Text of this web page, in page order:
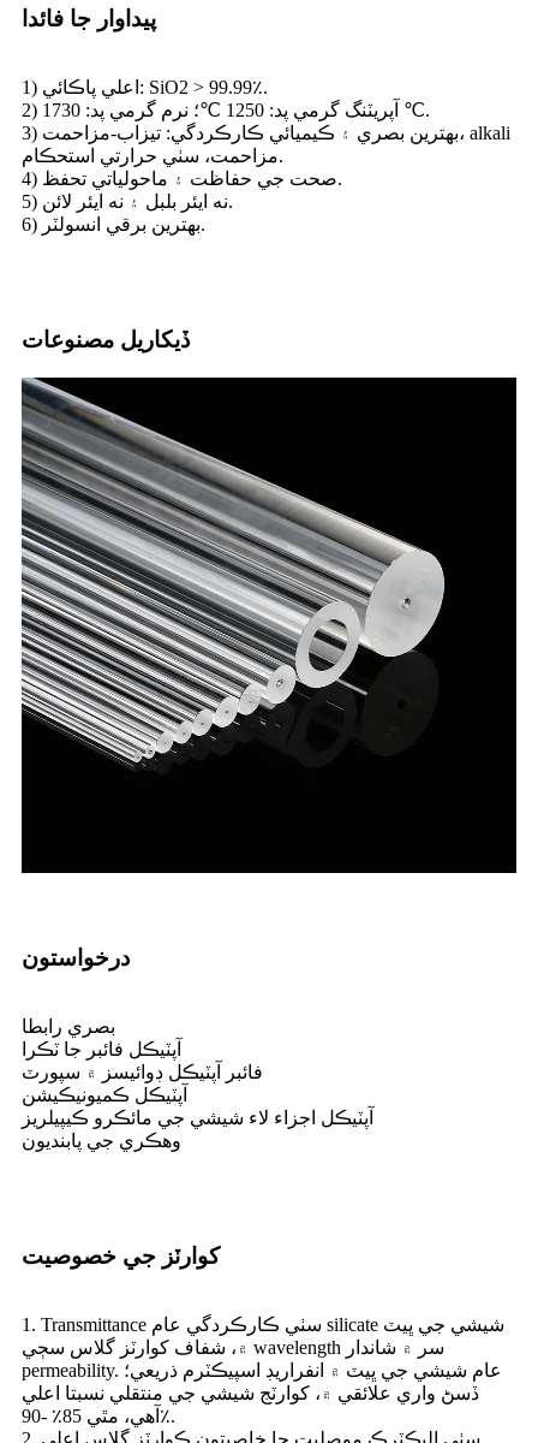
پيداوار جا فائدا
1) اعلي پاڪائي: SiO2 > 99.99٪.
2) آپريٽنگ گرمي پد: 1250 ℃؛ نرم گرمي پد: 1730 ℃.
3) بهترين بصري ۽ ڪيميائي ڪارڪردگي: تيزاب-مزاحمت، alkali
مزاحمت، سٺي حرارتي استحڪام.
4) صحت جي حفاظت ۽ ماحولياتي تحفظ.
5) نه ايئر بلبل ۽ نه ايئر لائن.
6) بهترين برقي انسولٽر.
ڏيکاريل مصنوعات
درخواستون
بصري رابطا
آپٽيڪل فائبر جا ٽڪرا
فائبر آپٽيڪل ڊوائيسز ۾ سپورٽ
آپٽيڪل ڪميونيڪيشن
آپٽيڪل اجزاء لاء شيشي جي مائڪرو ڪيپيلريز
وهڪري جي پابنديون
کوارٽز جي خصوصيت
1. Transmittance سٺي ڪارڪردگي عام silicate شيشي جي ڀيٽ
۾، شفاف کوارٽز گلاس سڄي wavelength سر ۾ شاندار
permeability. عام شيشي جي ڀيٽ ۾ انفراريڊ اسپيڪٽرم ذريعي؛
ڏسڻ واري علائقي ۾، کوارٽج شيشي جي منتقلي نسبتا اعلي
آهي، مٿي 85٪ -90٪.
2. سٺي اليڪٽرڪ موصليت جا خاصيتون ڪوارٽز گلاس اعلي